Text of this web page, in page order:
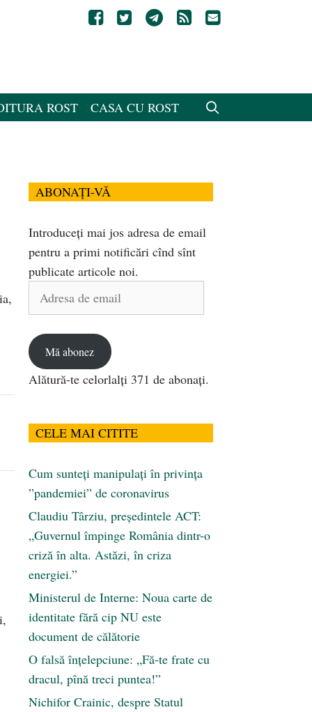
ROST CASA CU ROST
ABONAȚI-VĂ
Introduceți mai jos adresa de email
pentru a primi notificări cînd sînt
publicate articole noi.
Adresa
Mă abonez
Alătură-te celorlalți 371 de abonați.
CELE MAI CITITE
Cum sunteți manipulați în privința
”pandemiei” de coronavirus
Claudiu Târziu, președintele ACT:
„Guvernul împinge România dintr-o
criză în alta. Astăzi, în criza
energiei.”
Ministerul de Interne: Noua carte de
identitate fără cip NU este
document de călătorie
O falsă înțelepciune: „Fă-te frate cu
dracul, pînă treci puntea!”
Nichifor Crainic, despre Statul